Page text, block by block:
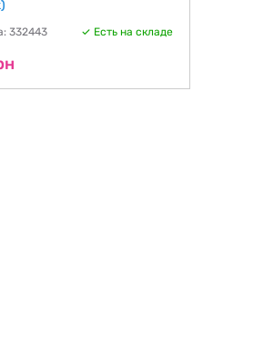
332443 Есть на складе